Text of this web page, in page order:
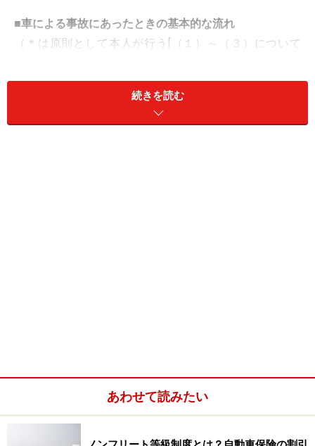
■車による事故にあったときの基本的な流れ
（＊は原則として本人が行う[（１）～（３）について
（１）＊ ケガ人を救護する
（２）＊ 事故車を交通の妨げにならない安全な場所に
移動させる
（13） 示談成立
（14） 保険金の支払い
（15） 解決
続きを読む
あわせて読みたい